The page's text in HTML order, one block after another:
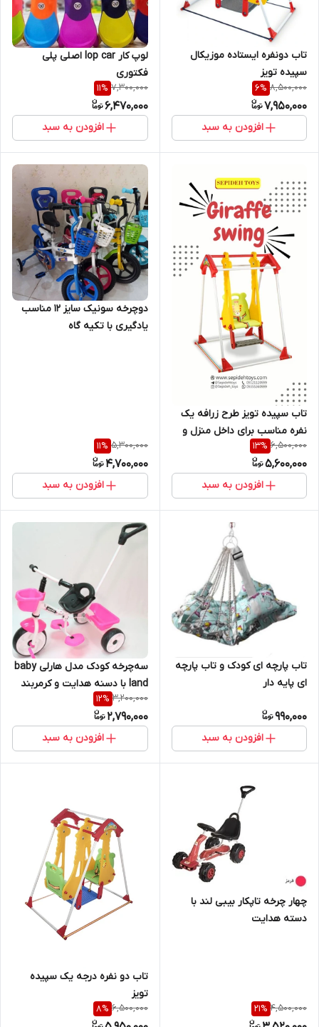
تاب دو‌نفره ایستاده موزیکال
سپیده تویز
8,500,000
6%
7,950,000
افزودن به سبد
لوپ کار lop car اصلی پلی
فکتوری
7,300,000
11%
6,470,000
افزودن به سبد
تاب سپیده تویز طرح زرافه یک
نفره مناسب برای داخل منزل و
بیرون منزل
6,500,000
13%
5,600,000
افزودن به سبد
دوچرخه سونیک سایز 12 مناسب
یادگیری با تکیه گاه
5,300,000
11%
4,700,000
افزودن به سبد
تاب پارچه ای کودک و تاب پارچه
ای پایه دار
990,000
افزودن به سبد
سه‌چرخه کودک مدل هارلی baby
land با دسنه هدایت و کرمربند
ایمنی
3,200,000
12%
2,790,000
افزودن به سبد
چهار چرخه تاپکار بیبی لند با
دسته هدایت
4,500,000
21%
تاب دو نفره درجه یک سپیده
تویز
6,500,000
8%